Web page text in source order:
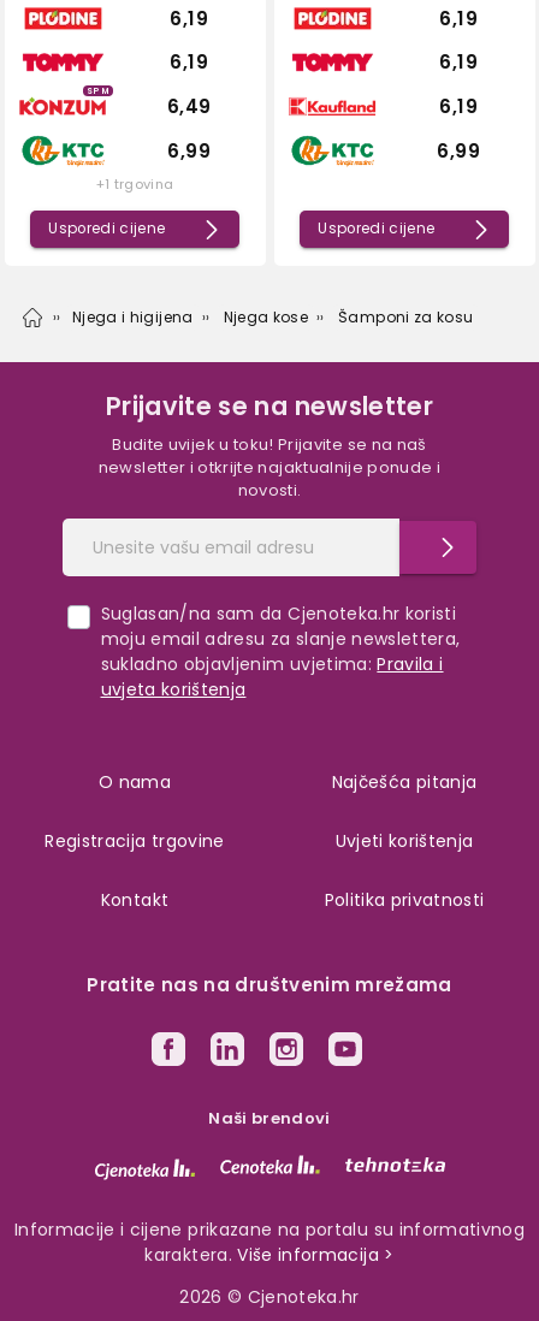
6,19
6,19
SPM
6,49
6,99
+1 trgovina
Usporedi cijene
6,19
6,19
6,19
6,99
Usporedi cijene
Njega i higijena Njega kose Šamponi za kosu
Prijavite se na newsletter
Budite uvijek u toku! Prijavite se na naš
newsletter i otkrijte najaktualnije ponude i
novosti.
Suglasan/na sam da Cjenoteka.hr koristi
moju email adresu za slanje newslettera,
sukladno objavljenim uvjetima: Pravila i
uvjeta korištenja
Pratite nas na društvenim mrežama
Naši brendovi
O nama
Registracija trgovine
Kontakt
Najčešća pitanja
Uvjeti korištenja
Politika privatnosti
Informacije i cijene prikazane na portalu su informativnog
karaktera.Više informacija >
2026 © Cjenoteka.hr